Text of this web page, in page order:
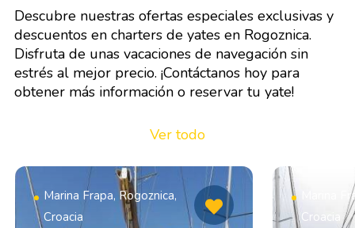
Descubre nuestras ofertas especiales exclusivas y
descuentos en charters de yates en Rogoznica.
Disfruta de unas vacaciones de navegación sin
estrés al mejor precio. ¡Contáctanos hoy para
obtener más información o reservar tu yate!
Ver todo
Marina Frapa, Rogoznica,
Croacia
Marina
Croacia